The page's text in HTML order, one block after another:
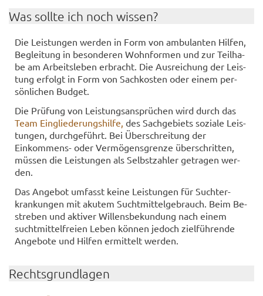
Was soll­te ich noch wis­sen?
Die Leis­tun­gen wer­den in Form von am­bu­lan­ten Hil­fen,
Be­glei­tung in be­son­de­ren Wohn­for­men und zur Teil­ha­
be am Ar­beits­le­ben er­bracht. Die Aus­rei­chung der Leis­
tung er­folgt in Form von Sach­kos­ten oder einem per­
sön­li­chen Bud­get.
Die Prü­fung von Leis­tungs­an­sprü­chen wird durch das
Team Ein­glie­de­rungs­hil­fe, des Sach­ge­biets so­zia­le Leis­
tun­gen, durch­ge­führt. Bei Über­schrei­tung der
Einkommens-​ oder Ver­mö­gens­gren­ze über­schrit­ten,
müs­sen die Leis­tun­gen als Selbst­zah­ler ge­tra­gen wer­
den.
Das An­ge­bot um­fasst keine Leis­tun­gen für Sucht­er­
kran­kun­gen mit aku­tem Sucht­mit­tel­ge­brauch. Beim Be­
stre­ben und ak­ti­ver Wil­lens­be­kun­dung nach einem
sucht­mit­tel­frei­en Leben kön­nen je­doch ziel­füh­ren­de
An­ge­bo­te und Hil­fen er­mit­telt wer­den.
Rechts­grund­la­gen